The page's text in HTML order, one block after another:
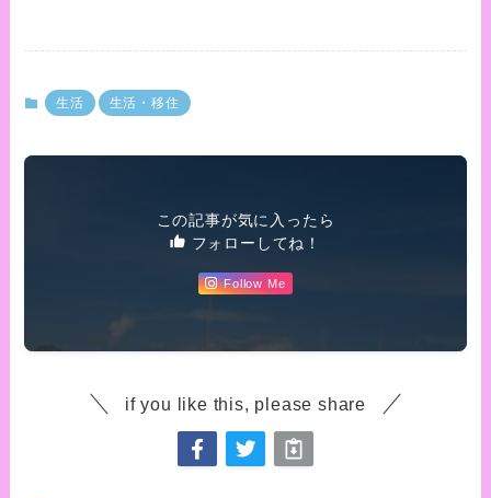
生活 生活・移住
この記事が気に入ったら
フォローしてね！
Follow Me
if you like this, please share